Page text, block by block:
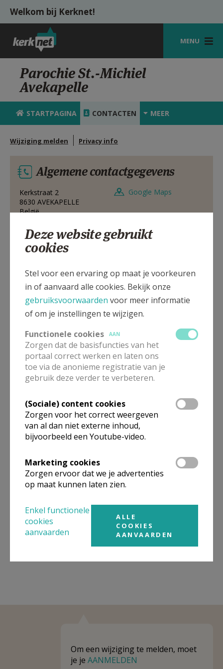
Overslaan en naar de inhoud gaan
Welkom bij Kerknet!
MENU
STARTPAGINA
KERK
VIERINGEN
HULP
MIJN PAROCHIE
AANMELDEN OF REGISTREREN
Parochie St.-Michiel
Avekapelle
STARTPAGINA CONTACTEN MEER
Wijziging melden Privacy info
Algemene contactgegevens
Kerkstraat 2
8630 AVEKAPELLE
België
Google Maps
Niet gevonden wat je zocht? Hier vind je links naar de
gegevens van andere organisaties op het boven-,
Behoort totEenheid/federatie PE Kanaän Veurne
Weergeven
Eenheid/federatie PE Kanaän Veurne
Om een wijziging te melden, moet
je je AANMELDEN
Deze website gebruikt
cookies
Stel voor een ervaring op maat je voorkeuren
in of aanvaard alle cookies. Bekijk onze
gebruiksvoorwaarden voor meer informatie
of om je instellingen te wijzigen.
Functionele cookies
AAN
Zorgen dat de basisfuncties van het
portaal correct werken en laten ons
toe via de anonieme registratie van je
gebruik deze verder te verbeteren.
(Sociale) content cookies
Zorgen voor het correct weergeven
van al dan niet externe inhoud,
bijvoorbeeld een Youtube-video.
Marketing cookies
Zorgen ervoor dat we je advertenties
op maat kunnen laten zien.
Enkel functionele
cookies
aanvaarden
ALLE
COOKIES
AANVAARDEN